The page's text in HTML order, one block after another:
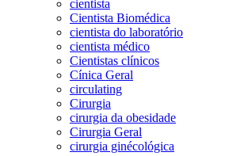
cientista
Cientista Biomédica
cientista do laboratório
cientista médico
Cientistas clínicos
Cínica Geral
circulating
Cirurgia
cirurgia da obesidade
Cirurgia Geral
cirurgia ginécológica